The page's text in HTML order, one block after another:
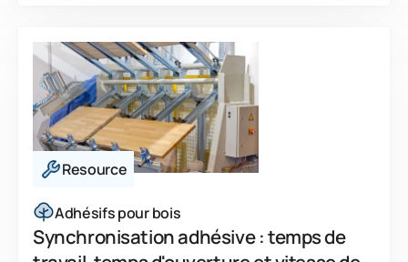
Resource
Adhésifs pour bois
Synchronisation adhésive : temps de